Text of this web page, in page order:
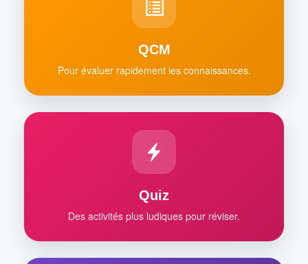
QCM
Pour évaluer rapidement les connaissances.
Quiz
Des activités plus ludiques pour réviser.